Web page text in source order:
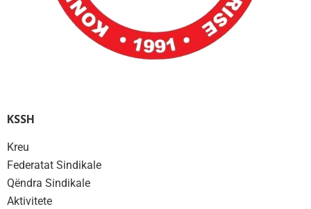
KSSH
Kreu
Federatat Sindikale
Qëndra Sindikale
Aktivitete